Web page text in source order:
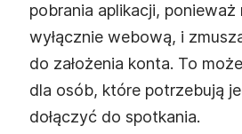
pobrania aplikacji, ponieważ
wyłącznie webową, i
do założenia konta. To
dla osób, które potrzebują
dołączyć do spotkania.